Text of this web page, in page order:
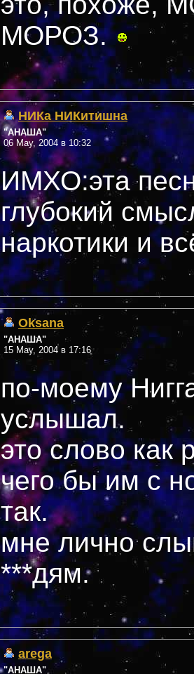
МОРОЗ.
НИКа НИКитишна
"АНАША"
06 May, 2004 в 10:32
ИМХО:эта
глубокий
наркотики и
Oksana
"АНАША"
15 May, 2004 в 17:16
по-моему
услышал.
это слово как
чего бы им с
так.
мне лично
***дям.
arega
"АНАША"